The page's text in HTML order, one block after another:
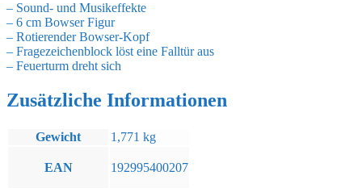
– Sound- und Musikeffekte
– 6 cm Bowser Figur
– Rotierender Bowser-Kopf
– Fragezeichenblock löst eine Falltür aus
– Feuerturm dreht sich
Zusätzliche Informationen
Gewicht 1,771 kg
EAN 192995400207